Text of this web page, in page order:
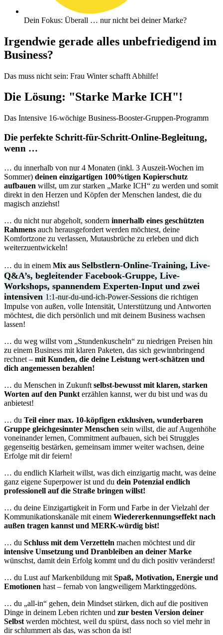
Dein Fokus: Überall … nur nicht bei deiner Marke?
Irgendwie gerade alles unbefriedigend im
Business?
Das muss nicht sein: Frau Winter schafft Abhilfe!
Die Lösung: "Starke Marke ICH"!
Das Intensive 16-wöchige Business-Booster-Gruppen-Programm
Die perfekte Schritt-für-Schritt-Online-Begleitung,
wenn …
… du innerhalb von nur 4 Monaten (inkl. 3 Auszeit-Wochen im
Sommer) deinen einzigartigen 100%tigen Kopierschutz
aufbauen willst, um zur starken „Marke ICH“ zu werden und somit
direkt in den Herzen und Köpfen der Menschen landest, die du
magisch anziehst!
… du nicht nur abgeholt, sondern innerhalb eines geschützten
Rahmens auch herausgefordert werden möchtest, deine
Komfortzone zu verlassen, Mutausbrüche zu erleben und dich
weiterzuentwickeln!
… du in einem Mix aus Selbstlern-Online-Training, Live-
Q&A’s, begleitender Facebook-Gruppe, Live-
Workshops, spannendem Experten-Input und zwei
intensiven 1:1-nur-du-und-ich-Power-Sessions die richtigen
Impulse von außen, volle Intensität, Unterstützung und Antworten
möchtest, die dich persönlich und mit deinem Business wachsen
lassen!
… du weg willst vom „Stundenkuscheln“ zu niedrigen Preisen hin
zu einem Business mit klaren Paketen, das sich gewinnbringend
rechnet – mit Kunden, die deine Leistung wert-schätzen und
dich angemessen bezahlen!
… du Menschen in Zukunft selbst-bewusst mit klaren, starken
Worten auf den Punkt erzählen kannst, wer du bist und was du
anbietest!
… du Teil einer max. 10-köpfigen exklusiven, wunderbaren
Gruppe gleichgesinnter Menschen sein willst, die auf Augenhöhe
voneinander lernen, Commitment aufbauen, sich bei Struggles
gegenseitig bestärken, gemeinsam immer weiter wachsen, deine
Erfolge mit dir feiern!
… du endlich Klarheit willst, was dich einzigartig macht, was deine
ganz eigene Superpower ist und du dein Potenzial endlich
professionell auf die Straße bringen willst!
… du deine Einzigartigkeit in Form und Farbe in der Vielzahl der
Kommunikationskanäle mit einem Wiedererkennungseffekt nach
außen tragen kannst und MERK-würdig bist!
… du Schluss mit dem Verzetteln machen möchtest und dir
intensive Umsetzung und Dranbleiben an deiner Marke
wünschst, damit dein Erfolg kommt und du dich positiv veränderst!
… du Lust auf Markenbildung mit Spaß, Motivation, Energie und
Emotionen hast – fernab von langweiligem Marktinggedöns.
… du „all-in“ gehen, dein Mindset stärken, dich auf die positiven
Dinge in deinem Leben richten und zur besten Version deiner
Selbst werden möchtest, weil du spürst, dass noch so viel mehr in
dir schlummert als das, was schon da ist!